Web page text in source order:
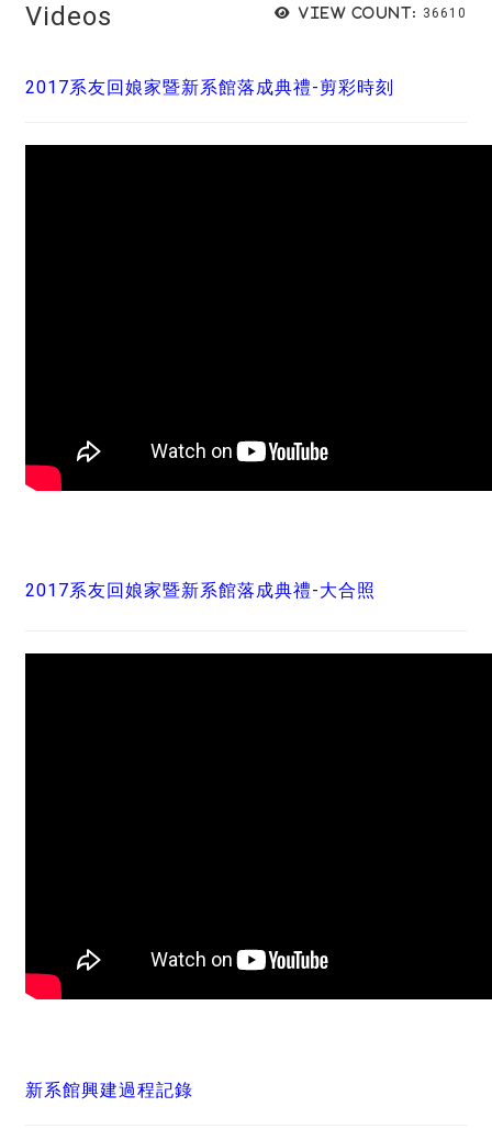
View count: 36610
Videos
2017系友回娘家暨新系館落成典禮-剪彩時刻
2017系友回娘家暨新系館落成典禮-大合照
新系館興建過程記錄